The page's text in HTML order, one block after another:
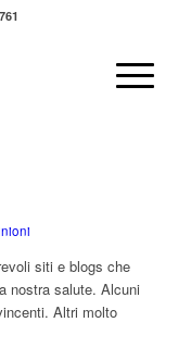
siti e blogs che
nostra salute. Alcuni
Altri molto